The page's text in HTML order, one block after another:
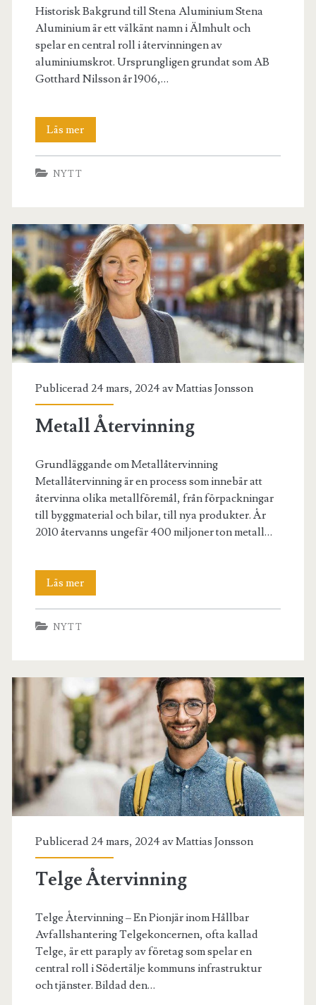
Historisk Bakgrund till Stena Aluminium Stena
Aluminium är ett välkänt namn i Älmhult och
spelar en central roll i återvinningen av
aluminiumskrot. Ursprungligen grundat som AB
Gotthard Nilsson år 1906,…
Läs merÅtervinning
Älmhult
NYTT
Publicerad 24 mars, 2024 avMattias Jonsson
Metall Återvinning
Grundläggande om Metallåtervinning
Metallåtervinning är en process som innebär att
återvinna olika metallföremål, från förpackningar
till byggmaterial och bilar, till nya produkter. År
2010 återvanns ungefär 400 miljoner ton metall…
Läs merMetall
Återvinning
NYTT
Publicerad 24 mars, 2024 avMattias Jonsson
Telge Återvinning
Telge Återvinning – En Pionjär inom Hållbar
Avfallshantering Telgekoncernen, ofta kallad
Telge, är ett paraply av företag som spelar en
central roll i Södertälje kommuns infrastruktur
och tjänster. Bildad den…